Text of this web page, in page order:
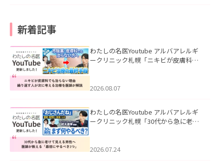
新着記事
わたしの名医Youtube アルバアレルギ
ークリニック札幌「ニキビが皮膚科で
ました。
2026.08.07
わたしの名医Youtube アルバアレルギ
ークリニック札幌「30代から急に老け
た。
2026.07.24